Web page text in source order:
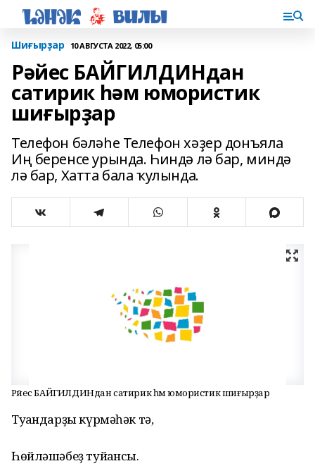
Шиғырҙар 10 АВГУСТА 2022, 05:00
Рәйес БАЙГИЛДИНдан
сатирик һәм юмористик
шиғырҙар
Телефон бәләһе Телефон хәҙер донъяла
Иң беренсе урында. Һиндә лә бар, миндә
лә бар, Хатта бала ҡулында.
Рәйес БАЙГИЛДИНдан сатирик һәм юмористик шиғырҙар
Туғандарҙы күрмәһәк тә,
Һөйләшәбеҙ туйғансы.